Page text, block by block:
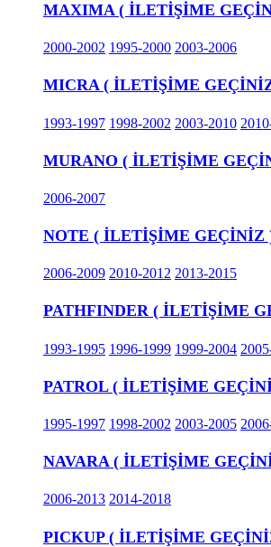
MAXIMA ( İLETİŞİME
2000-2002 1995-2000 2003-2006
MICRA ( İLETİŞİME
1993-1997 1998-2002 2003-2010
MURANO ( İLETİŞİME
2006-2007
NOTE ( İLETİŞİME GEÇİNİZ
2006-2009 2010-2012 2013-2015
PATHFINDER ( İLETİŞİME
1993-1995 1996-1999 1999-2004
PATROL ( İLETİŞİME
1995-1997 1998-2002 2003-2005
NAVARA ( İLETİŞİME
2006-2013 2014-2018
PICKUP ( İLETİŞİME